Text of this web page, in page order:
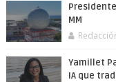
MM
Yamillet
IA que